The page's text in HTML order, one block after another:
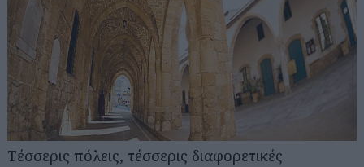
Τέσσερις πόλεις, τέσσερις διαφορετικές